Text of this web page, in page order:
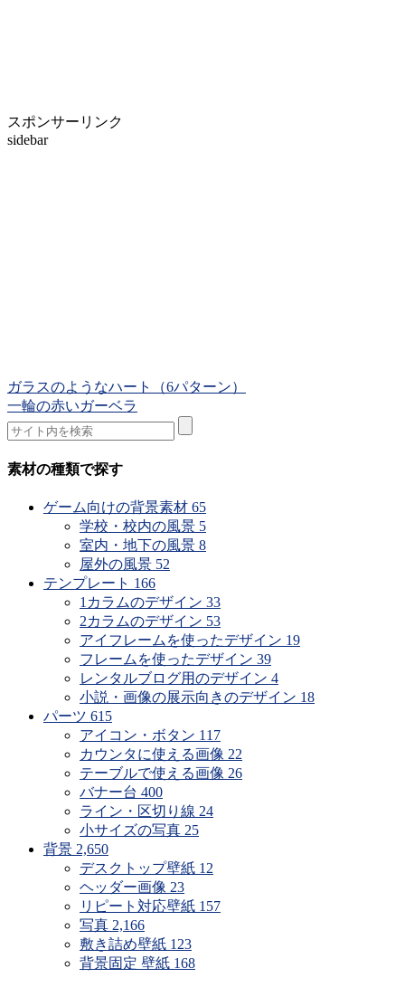
スポンサーリンク
sidebar
ガラスのようなハート（6パターン）
一輪の赤いガーベラ
素材の種類で探す
ゲーム向けの背景素材 65
学校・校内の風景 5
室内・地下の風景 8
屋外の風景 52
テンプレート 166
1カラムのデザイン 33
2カラムのデザイン 53
アイフレームを使ったデザイン 19
フレームを使ったデザイン 39
レンタルブログ用のデザイン 4
小説・画像の展示向きのデザイン 18
パーツ 615
アイコン・ボタン 117
カウンタに使える画像 22
テーブルで使える画像 26
バナー台 400
ライン・区切り線 24
小サイズの写真 25
背景 2,650
デスクトップ壁紙 12
ヘッダー画像 23
リピート対応壁紙 157
写真 2,166
敷き詰め壁紙 123
背景固定 壁紙 168